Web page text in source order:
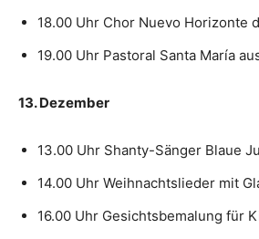
18.00 Uhr Chor Nuevo Horizonte
19.00 Uhr Pastoral Santa María
13. Dezember
13.00 Uhr Shanty-Sänger Blaue
14.00 Uhr Weihnachtslieder mit
16.00 Uhr Gesichtsbemalung für